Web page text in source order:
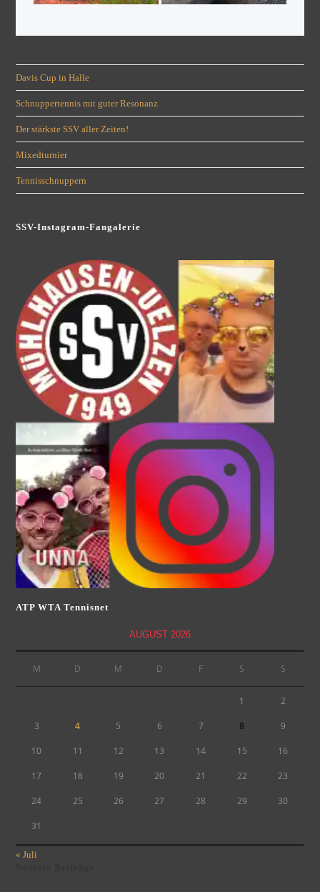
Davis Cup in Halle
Schnuppertennis mit guter Resonanz
Der stärkste SSV aller Zeiten!
Mixedturnier
Tennisschnuppern
SSV-Instagram-Fangalerie
ATP WTA Tennisnet
AUGUST 2026
M D M D F S S
1 2
3 4 5 6 7 8 9
10 11 12 13 14 15 16
17 18 19 20 21 22 23
24 25 26 27 28 29 30
31
« Juli